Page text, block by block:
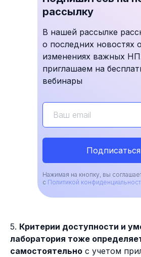
Подписаться
Нажимая на кнопку, вы
с Политикой
рассылку
В нашей рассылке
о последних новостях
изменениях важных
приглашаем на
вебинары
5. Критерии доступности и
лаборатория тоже
самостоятельно с учетом